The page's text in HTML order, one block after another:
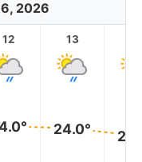
2026
12 13
24.0°